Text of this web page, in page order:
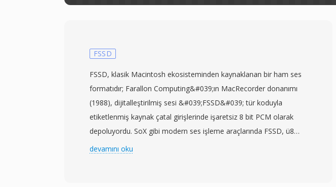
FSSD
FSSD, klasik Macintosh ekosisteminden kaynaklanan bir ham ses
formatıdır; Farallon Computing&#039;ın MacRecorder donanımı
(1988), dijitalleştirilmiş sesi &#039;FSSD&#039; tür koduyla
etiketlenmiş kaynak çatal girişlerinde işaretsiz 8 bit PCM olarak
depoluyordu. SoX gibi modern ses işleme araçlarında FSSD, ü8
(işaretsiz 8 bit) ham formatının bir takma adı olarak ele alınır —
devamını oku